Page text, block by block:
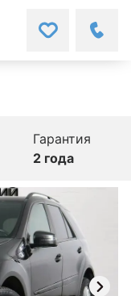
Гарантия
2 года